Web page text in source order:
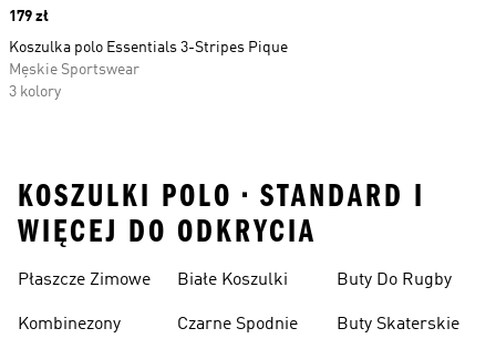
Price
179 zł
Koszulka polo Essentials 3-Stripes Pique
Męskie Sportswear
3 kolory
KOSZULKI POLO • STANDARD I
WIĘCEJ DO ODKRYCIA
Płaszcze Zimowe
Kombinezony
Białe Koszulki
Czarne Spodnie
Buty Do Rugby
Buty Skaterskie